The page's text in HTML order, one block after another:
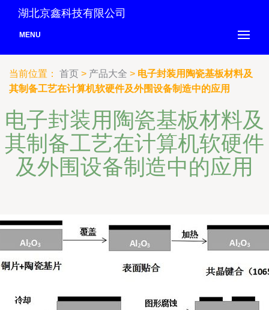
湖北京鑫科技有限公司
MENU
当前位置： 首页 > 产品大全 > 电子封装用陶瓷基板材料及
其制备工艺在计算机软硬件及外围设备制造中的应用
电子封装用陶瓷基板材料及
其制备工艺在计算机软硬件
及外围设备制造中的应用